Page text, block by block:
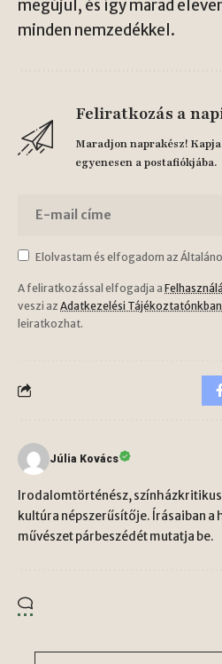
megújul, és így marad
minden nemzedékkel.
Feliratkozás a
Maradjon naprakész!
egyenesen a postafiókjába.
Elolvastam és elfogadom az
A feliratkozással elfogadja a
veszi az Adatkezelési Tájékoztatónkban
leiratkozhat.
Júlia Kovács
Irodalomtörténész,
kultúra népszerűsítője. Írásaiban a
művészet párbeszédét mutatja be.